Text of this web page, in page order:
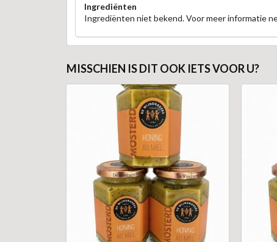
Ingrediënten
Ingrediënten niet bekend. Voor meer informatie
MISSCHIEN IS DIT OOK IETS VOOR U?